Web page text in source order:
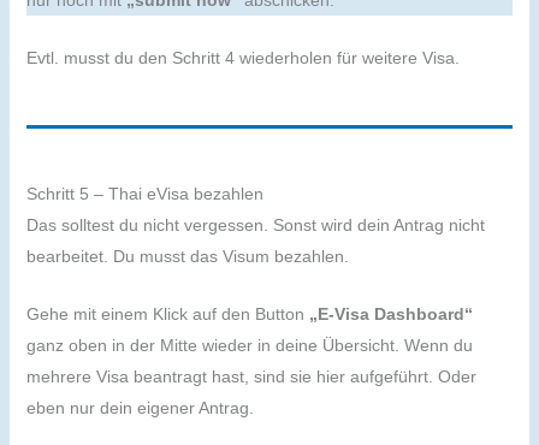
Evtl. musst du den Schritt 4 wiederholen für weitere Visa.
Schritt 5 – Thai eVisa bezahlen
Das solltest du nicht vergessen. Sonst wird dein Antrag nicht
bearbeitet. Du musst das Visum bezahlen.
Gehe mit einem Klick auf den Button „E-Visa Dashboard“
ganz oben in der Mitte wieder in deine Übersicht. Wenn du
mehrere Visa beantragt hast, sind sie hier aufgeführt. Oder
eben nur dein eigener Antrag.